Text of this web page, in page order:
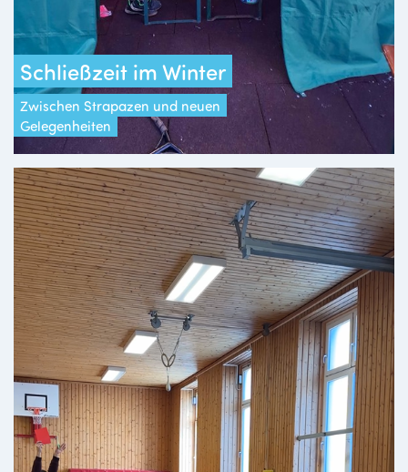
Schließzeit im Winter
Zwischen Strapazen und neuen
Gelegenheiten